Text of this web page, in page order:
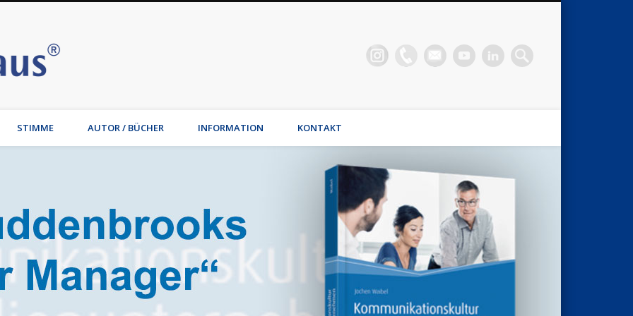
Stimmhaus | Hamburg – Jochen Waibel
Wirtschaftsmediation, Familienmediation, Familienunternehmen: Jochen Waibel, Stimmhaus Coach, Wirtschaftsmediator
STIMME AUTOR / BÜCHER INFORMATION KONTAKT